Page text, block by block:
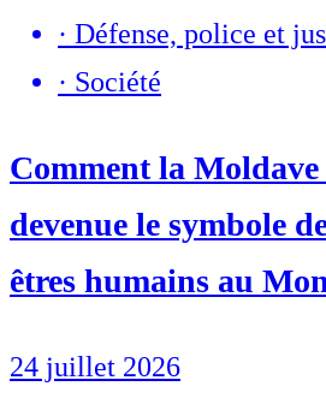
· Défense, police et
· Société
Comment la Moldave
devenue le symbole
êtres humains au
24 juillet 2026